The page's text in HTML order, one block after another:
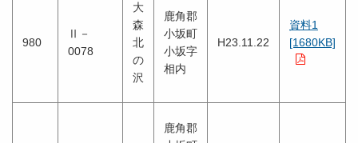
980
Ⅱ－
0078
大
森
北
の
沢
鹿角郡
小坂町
小坂字
相内
H23.11.22
資料1
[1680KB]
鹿角郡